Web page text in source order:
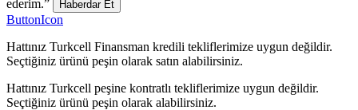
ederim.”
Haberdar Et
ButtonIcon
Hattınız Turkcell Finansman kredili tekliflerimize uygun değildir.
Seçtiğiniz ürünü peşin olarak satın alabilirsiniz.
Hattınız Turkcell peşine kontratlı tekliflerimize uygun değildir.
Seçtiğiniz ürünü peşin olarak alabilirsiniz.